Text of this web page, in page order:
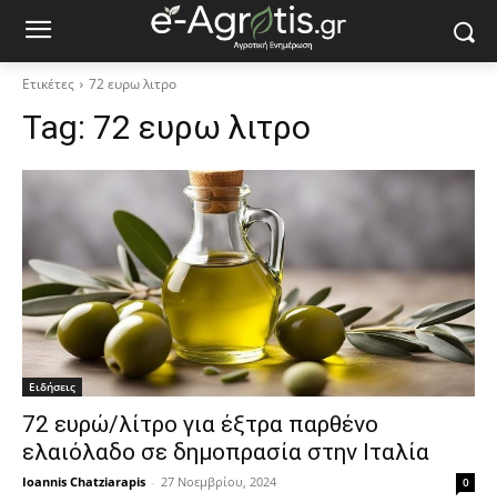
Ετικέτες 72 ευρω λιτρο
Tag: 72 ευρω λιτρο
Ειδήσεις
72 ευρώ/λίτρο για έξτρα παρθένο
ελαιόλαδο σε δημοπρασία στην Ιταλία
Ioannis Chatziarapis - 27 Νοεμβρίου, 2024 0